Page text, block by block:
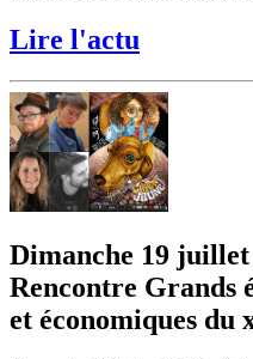
Lire l'actu
Dimanche 19 juillet
Rencontre Grands
et économiques du